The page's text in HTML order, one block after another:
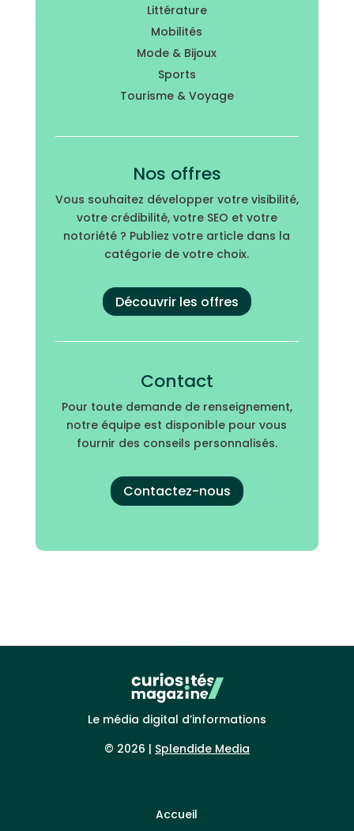
Littérature
Mobilités
Mode & Bijoux
Sports
Tourisme & Voyage
Nos offres
Vous souhaitez développer votre visibilité,
votre crédibilité, votre SEO et votre
notoriété ? Publiez votre article dans la
catégorie de votre choix.
Découvrir les offres
Contact
Pour toute demande de renseignement,
notre équipe est disponible pour vous
fournir des conseils personnalisés.
Contactez-nous
Le média digital d’informations
© 2026 | Splendide Media
Accueil